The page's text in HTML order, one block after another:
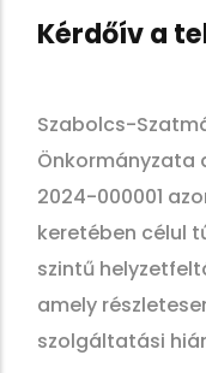
Kérdőív a
Szabolcs-
Önkormányzata
2024-000001
keretében célul
szintű
amely
szolgáltatási